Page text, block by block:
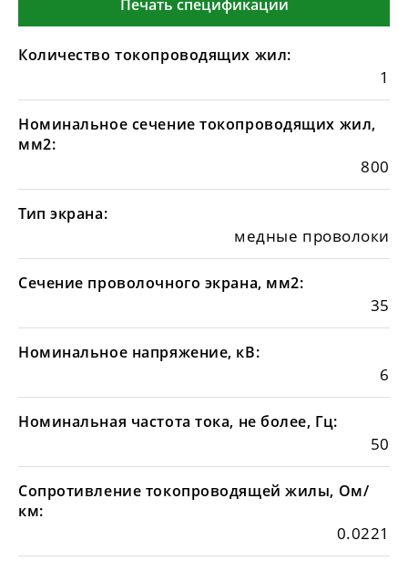
Печать спецификации
Количество токопроводящих жил:
1
Номинальное сечение токопроводящих жил,
мм2:
800
Тип экрана:
медные проволоки
Сечение проволочного экрана, мм2:
35
Номинальное напряжение, кВ:
6
Номинальная частота тока, не более, Гц:
50
Сопротивление токопроводящей жилы, Ом/
км:
0.0221